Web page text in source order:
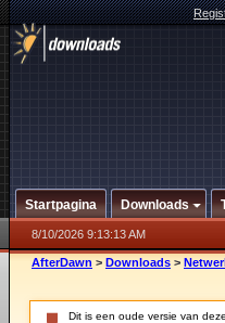
Startpagina Downloads
8/10/2026 9:13:13 AM
AfterDawn > Downloads >
Dit is een oude versie van